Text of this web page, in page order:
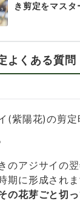
き剪定をマスタ
よくある質問
(紫陽花)の剪
のアジサイの
期に形成されま
の花芽ごと切